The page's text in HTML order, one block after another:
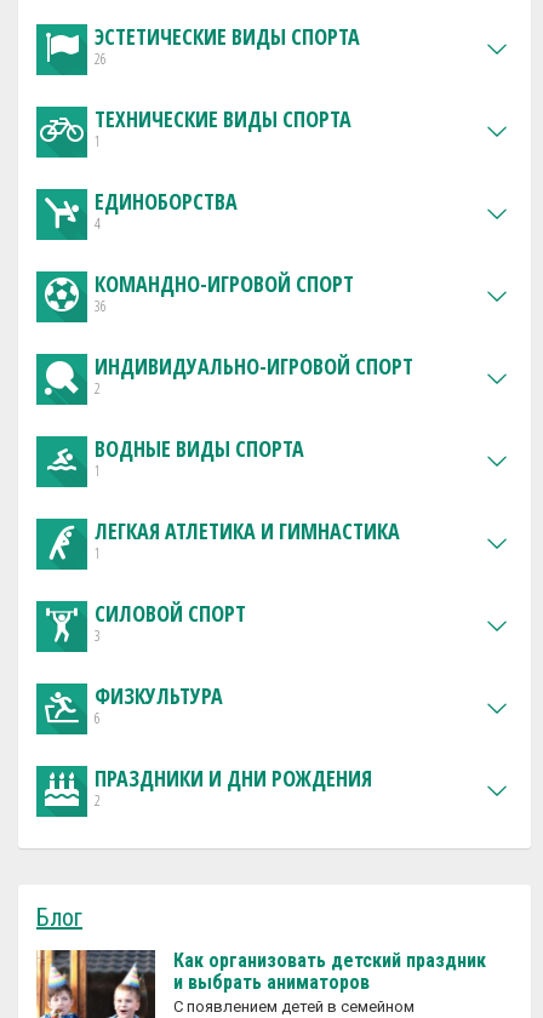
ЭСТЕТИЧЕСКИЕ ВИДЫ СПОРТА
26
ТЕХНИЧЕСКИЕ ВИДЫ СПОРТА
1
ЕДИНОБОРСТВА
4
КОМАНДНО-ИГРОВОЙ СПОРТ
36
ИНДИВИДУАЛЬНО-ИГРОВОЙ СПОРТ
2
ВОДНЫЕ ВИДЫ СПОРТА
1
ЛЕГКАЯ АТЛЕТИКА И ГИМНАСТИКА
1
СИЛОВОЙ СПОРТ
3
ФИЗКУЛЬТУРА
6
ПРАЗДНИКИ И ДНИ РОЖДЕНИЯ
2
Блог
Как организовать детский праздник
и выбрать аниматоров
С появлением детей в семейном